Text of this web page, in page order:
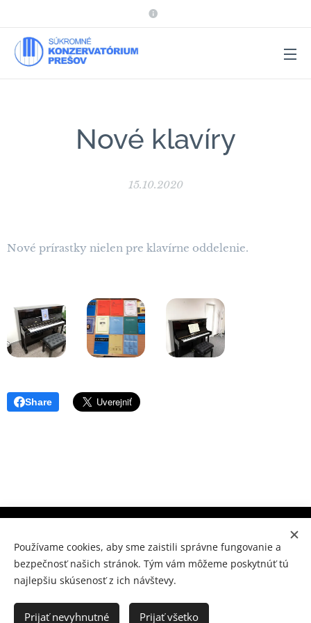
Nové klavíry
15.10.2020
Nové prírastky nielen pre klavírne oddelenie. 🎹🎹🎹📕
Share
01
www.skpo.sk
Cookies
Slovenčina
Українська
Používame cookies, aby sme zaistili správne fungovanie a
bezpečnosť našich stránok. Tým vám môžeme poskytnúť tú
najlepšiu skúsenosť z ich návštevy.
Prijať nevyhnutné Prijať všetko